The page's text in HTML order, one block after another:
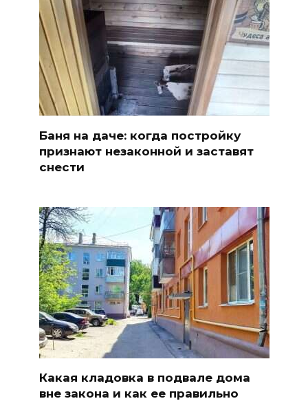
Баня на даче: когда постройку
признают незаконной и заставят
снести
Какая кладовка в подвале дома
вне закона и как ее правильно